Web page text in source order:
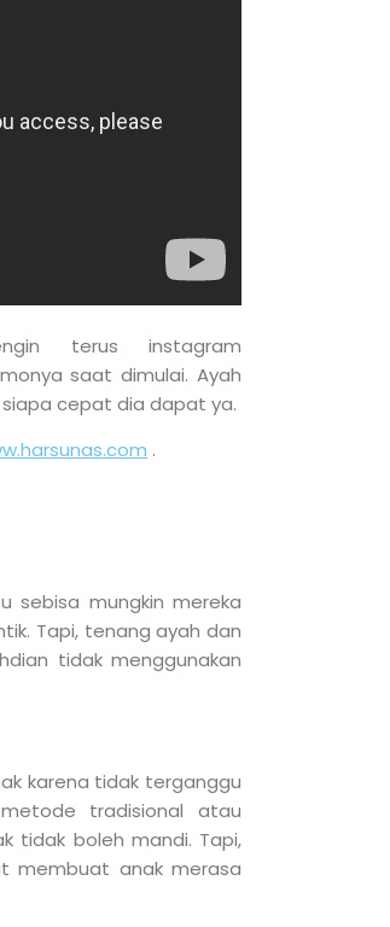
terus instagram
saat dimulai. Ayah
cepat dia dapat ya.
.
sebisa mungkin mereka
Tapi, tenang ayah dan
tidak menggunakan
karena tidak terganggu
tradisional atau
tidak boleh mandi. Tapi,
membuat anak merasa